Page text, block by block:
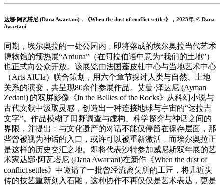
达娜·阿瓦塔尼 (Dana Awartani)，《When the dust of conflict settles》，2023年, © Dana
Awartani
同期，埃尔奥拉的一处公园内，即将落成的埃尔奥拉当代艺术
博物馆的预热展“Arduna”（在阿拉伯语中意为“我们的土地”）
也正式向公众开放。该展览由法国蓬皮杜中心与当地艺术中心
（Arts AlUla）联合策划，用六个章节探讨人类与自然、土地
关系的演变，共呈现80余件参展作品。艾曼·泽达尼 (Ayman
Zedani) 的双屏影像《In the Bellies of the Rocks》从科幻小说与
古代文献中汲取灵感，创造出一种连接地球与宇宙的“达拉吉
文字”。作品模糊了田野调查与虚构、科学探究与神话之间的
界限，并提出：与文化遗产的对话不能仅停留在保存层面，那
些曾被视为神话的入口，或许可以被重新激活，而埃尔奥拉正
是这样的历史交汇之地。即将代表沙特参加威尼斯双年展的艺
术家达娜·阿瓦塔尼 (Dana Awartani)在新作《When the dust of
conflict settles》中邀请了一批曾经流离失所的工匠，将几近失
传的技艺重新刻入石雕，这种协作不再仅仅是艺术表达，更是